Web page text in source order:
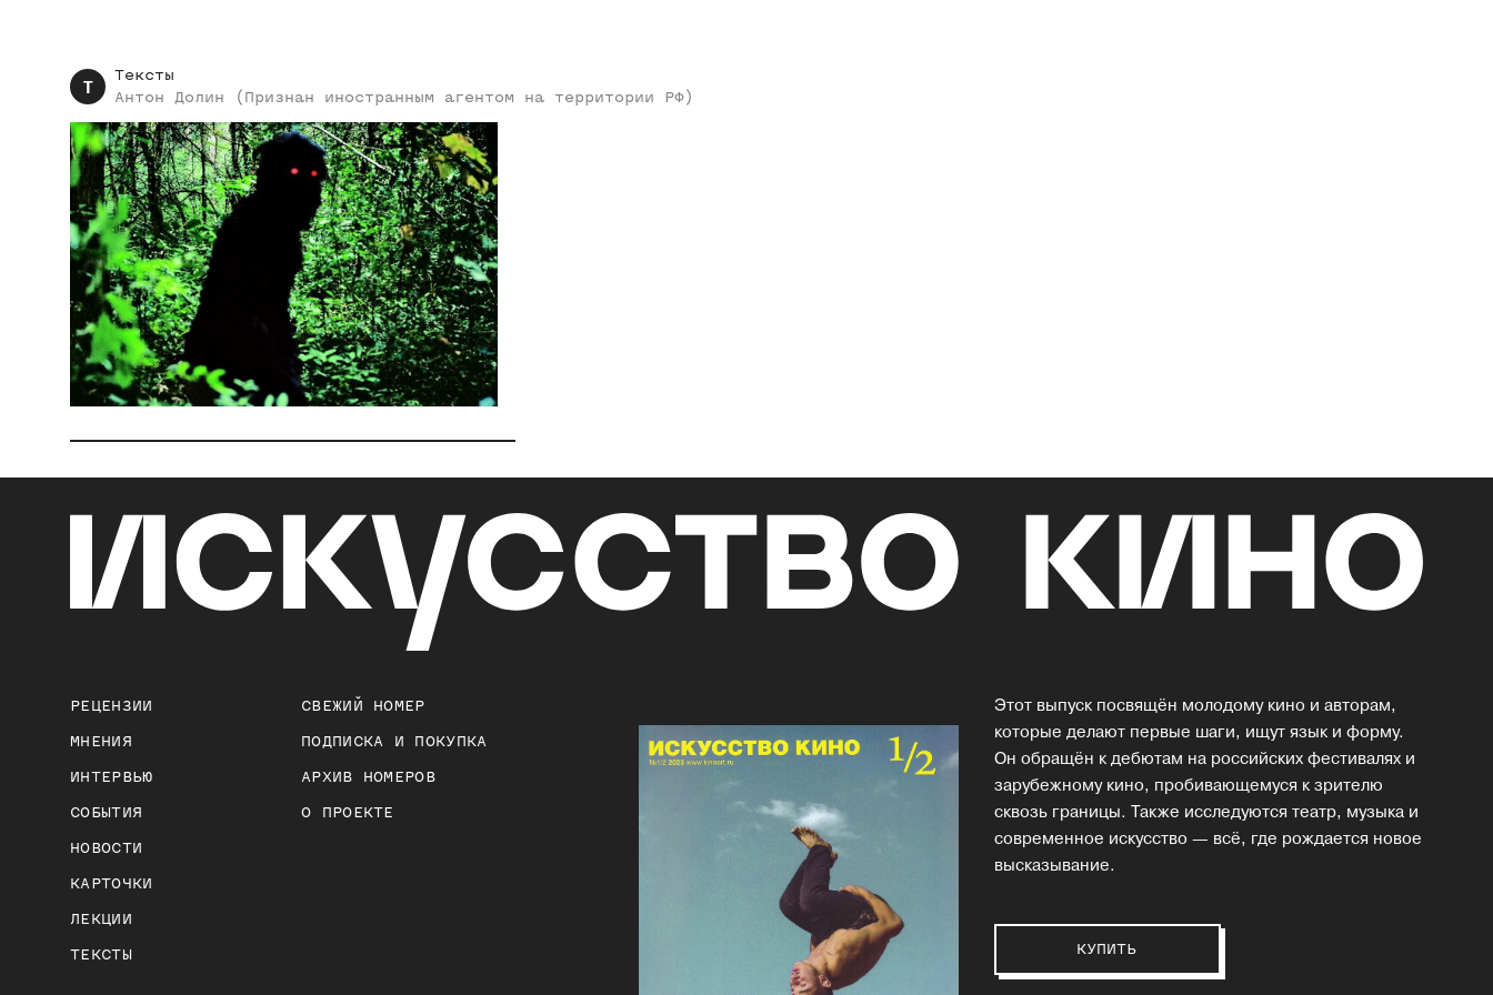
Т
Тексты
Антон
Долин (Признан иностранным агентом на территории РФ)
РЕЦЕНЗИИ
МНЕНИЯ
ИНТЕРВЬЮ
СОБЫТИЯ
НОВОСТИ
КАРТОЧКИ
ЛЕКЦИИ
ТЕКСТЫ
СВЕЖИЙ НОМЕР
ПОДПИСКА И ПОКУПКА
АРХИВ НОМЕРОВ
О ПРОЕКТЕ
Этот выпуск посвящён молодому кино и авторам,
которые делают первые шаги, ищут язык и форму.
Он обращён к дебютам на российских фестивалях и
зарубежному кино, пробивающемуся к зрителю
сквозь границы. Также исследуются театр, музыка и
современное искусство — всё, где рождается новое
высказывание.
КУПИТЬ